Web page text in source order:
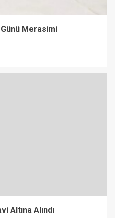
Merasimi
Altına Alındı